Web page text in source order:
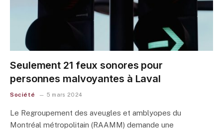
Seulement 21 feux sonores pour
personnes malvoyantes à Laval
Société 5 mars 2024
Le Regroupement des aveugles et amblyopes du
Montréal métropolitain (RAAMM) demande une